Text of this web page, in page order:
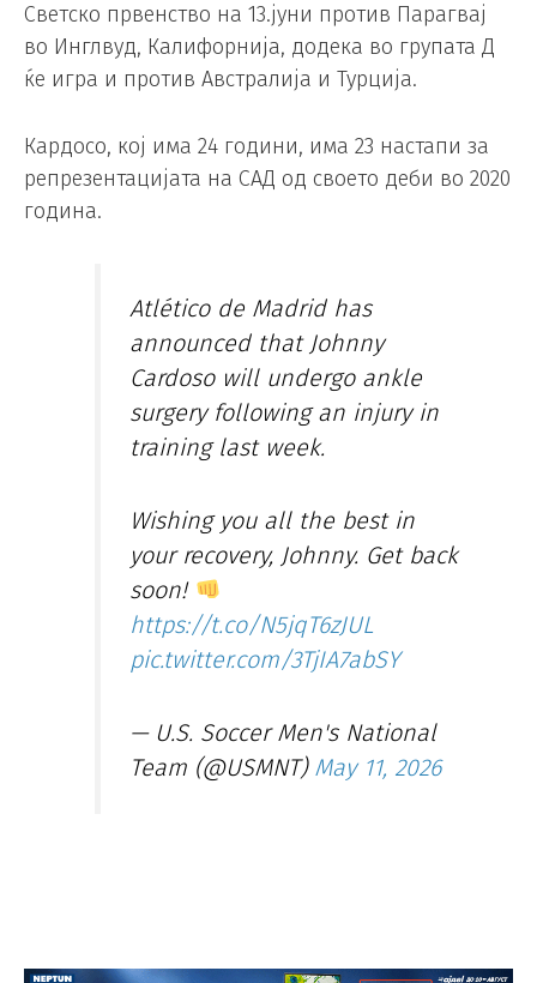
Светско првенство на 13.јуни против Парагвај
во Инглвуд, Калифорнија, додека во групата Д
ќе игра и против Австралија и Турција.
Кардосо, кој има 24 години, има 23 настапи за
репрезентацијата на САД од своето деби во 2020
година.
Atlético de Madrid has
announced that Johnny
Cardoso will undergo ankle
surgery following an injury in
training last week.
Wishing you all the best in
your recovery, Johnny. Get back
soon!
https://t.co/N5jqT6zJUL
pic.twitter.com/3TjIA7abSY
— U.S. Soccer Men's National
Team (@USMNT) May 11, 2026